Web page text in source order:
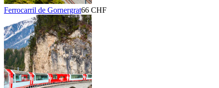
Ferrocarril de Gornergrat66 CHF